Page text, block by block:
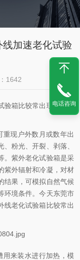
加速老化试验
1642
验箱比较常出现的一些
现户外数月或数年出
粉光、开裂、剥落、
。紫外老化试验箱是采
紫外辐射和冷凝，对材
结果，可模拟自然气候
环境条件。今天东莞市
线老化试验箱比较常出
用来装水进行加热，模
电话咨询